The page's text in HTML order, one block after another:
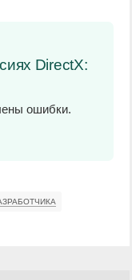
DirectX:
ошибки.